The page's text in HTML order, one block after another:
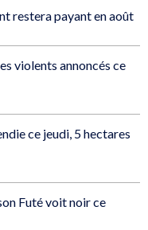
restera payant en août
violents annoncés ce
ce jeudi, 5 hectares
Futé voit noir ce